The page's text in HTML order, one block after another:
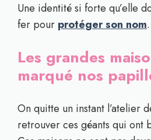
Une identité si forte qu’elle
fer pour protéger son nom.
Les grandes
marqué nos
On quitte un instant l’atelier
retrouver ces géants qui ont